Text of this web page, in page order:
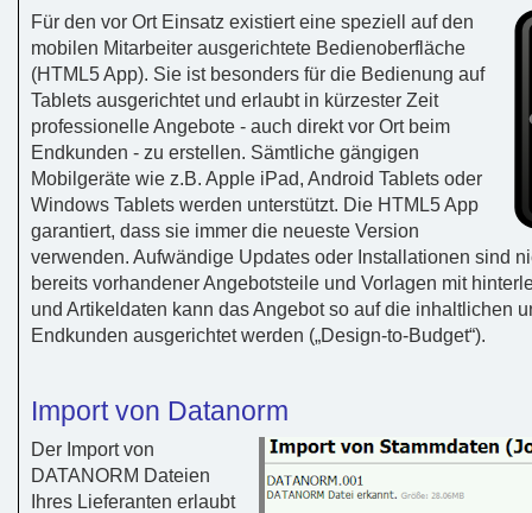
Für den vor Ort Einsatz existiert eine speziell auf den
mobilen Mitarbeiter ausgerichtete Bedienoberfläche
(HTML5 App). Sie ist besonders für die Bedienung auf
Tablets ausgerichtet und erlaubt in kürzester Zeit
professionelle Angebote - auch direkt vor Ort beim
Endkunden - zu erstellen. Sämtliche gängigen
Mobilgeräte wie z.B. Apple iPad, Android Tablets oder
Windows Tablets werden unterstützt. Die HTML5 App
garantiert, dass sie immer die neueste Version
verwenden. Aufwändige Updates oder Installationen sind
bereits vorhandener Angebotsteile und Vorlagen mit
und Artikeldaten kann das Angebot so auf die inhaltlichen
Endkunden ausgerichtet werden („Design-to-Budget“).
Import von Datanorm
Der Import von
DATANORM Dateien
Ihres Lieferanten erlaubt